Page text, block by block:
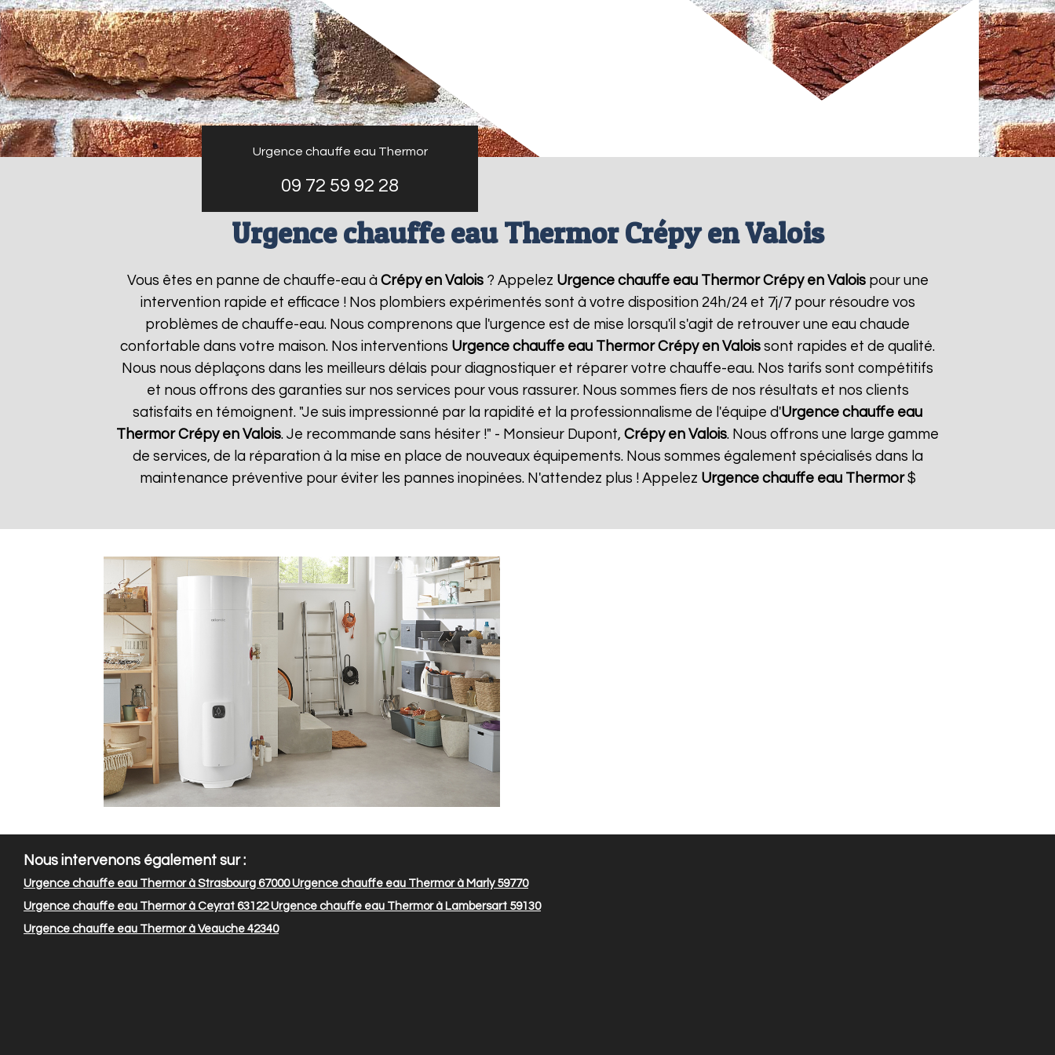
Urgence chauffe eau Thermor
09 72 59 92 28
Urgence chauffe eau Thermor Crépy en Valois
Vous êtes en panne de chauffe-eau à Crépy en Valois? Appelez Urgence chauffe eau Thermor Crépy en Valoispour une
intervention rapide et efficace ! Nos plombiers expérimentés sont à votre disposition 24h/24 et 7j/7 pour résoudre vos
problèmes de chauffe-eau. Nous comprenons que l'urgence est de mise lorsqu'il s'agit de retrouver une eau chaude
confortable dans votre maison. Nos interventions Urgence chauffe eau Thermor Crépy en Valois sont rapides et de qualité.
Nous nous déplaçons dans les meilleurs délais pour diagnostiquer et réparer votre chauffe-eau. Nos tarifs sont compétitifs
et nous offrons des garanties sur nos services pour vous rassurer. Nous sommes fiers de nos résultats et nos clients
satisfaits en témoignent. "Je suis impressionné par la rapidité et la professionnalisme de l'équipe d'Urgence chauffe eau
Thermor Crépy en Valois. Je recommande sans hésiter !" - Monsieur Dupont, Crépy en Valois. Nous offrons une large gamme
de services, de la réparation à la mise en place de nouveaux équipements. Nous sommes également spécialisés dans la
maintenance préventive pour éviter les pannes inopinées. N'attendez plus ! Appelez Urgence chauffe eau Thermor$
Nous intervenons également sur :
Urgence chauffe eau Thermor à Strasbourg 67000Urgence chauffe eau Thermor à Marly 59770
Urgence chauffe eau Thermor à Ceyrat 63122Urgence chauffe eau Thermor à Lambersart 59130
Urgence chauffe eau Thermor à Veauche 42340